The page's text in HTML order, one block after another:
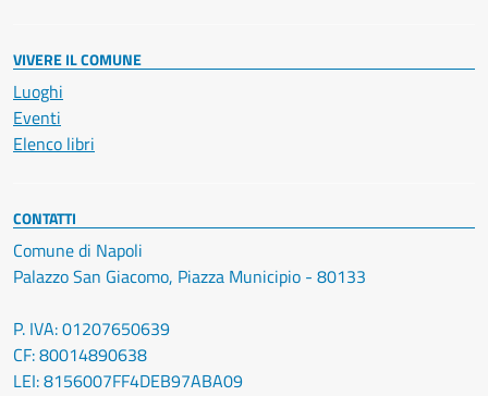
VIVERE IL COMUNE
Luoghi
Eventi
Elenco libri
CONTATTI
Comune di Napoli
Palazzo San Giacomo, Piazza Municipio - 80133
P. IVA: 01207650639
CF: 80014890638
LEI: 8156007FF4DEB97ABA09